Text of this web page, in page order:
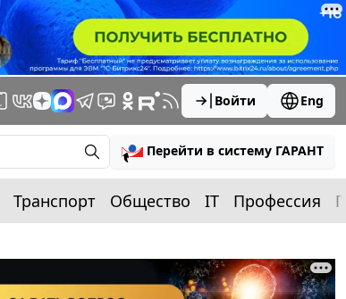
Войти Eng
Перейти в систему ГАРАНТ
Транспорт Общество IT Профессия